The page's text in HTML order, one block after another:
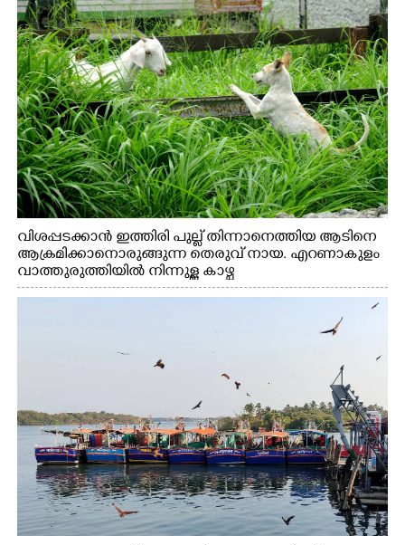
വിശപ്പടക്കാൻ ഇത്തിരി പുല്ല് തിന്നാനെത്തിയ ആടിനെ
ആക്രമിക്കാനൊരുങ്ങുന്ന തെരുവ് നായ. എറണാകുളം
വാത്തുരുത്തിയിൽ നിന്നുള്ള കാഴ്ച